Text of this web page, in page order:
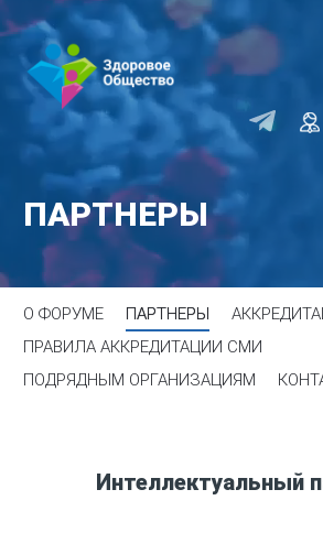
ПАРТНЕРЫ
О ФОРУМЕ ПАРТНЕРЫ
ПРАВИЛА АККРЕДИТАЦИИ СМИ
ПОДРЯДНЫМ ОРГАНИЗАЦИЯМ
Интеллектуальный